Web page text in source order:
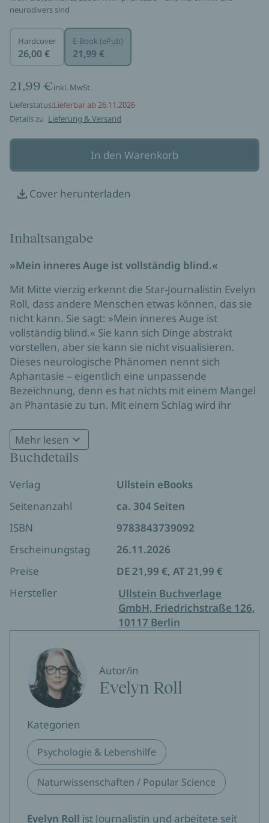
neurodivers sind
Hardcover
26,00 €
E-Book (ePub)
21,99 €
21,99 €inkl. MwSt.
Lieferstatus:Lieferbar ab 26.11.2026
Details zu Lieferung & Versand
In den Warenkorb
Cover herunterladen
Inhaltsangabe
»Mein inneres Auge ist vollständig blind.«
Mit Mitte vierzig erkennt die Star-Journalistin Evelyn
Roll, dass andere Menschen etwas können, das sie
nicht kann. Sie sagt: »Mein inneres Auge ist
vollständig blind.« Sie kann sich Dinge abstrakt
vorstellen, aber sie kann sie nicht visualisieren.
Dieses neurologische Phänomen nennt sich
Aphantasie – eigentlich eine unpassende
Bezeichnung, denn es hat nichts mit einem Mangel
an Phantasie zu tun. Mit einem Schlag wird ihr
Sonderbegabungen, die ihr selbst lange ein Rätsel
waren, wirklich auf sich hat. Sie begibt sich auf eine
Reise: in die Welt der Gehirnforschung und zu sich
selbst.
Jahrzehnte hat sie nachgedacht und Beweise
gesammelt; seit wenigen Jahren gilt nun auch als
funktioniert in erstaunlich vielen Bereichen
vollkommen anders als andere Gehirne. Jeder
individuelle Neurodivergenz verständlich zu
machen, sie zu feiern und als normal und
bereichernd wahrzunehmen – ein
leidenschaftliches Plädoyer und ein eindringlicher,
berührender Lebensbericht.
Mehr lesen
Buchdetails
Verlag
Ullstein eBooks
Seitenanzahl
ca. 304 Seiten
ISBN
9783843739092
Erscheinungstag
26.11.2026
Preise
DE 21,99 €, AT 21,99 €
Hersteller
Ullstein Buchverlage
GmbH, Friedrichstraße 126,
10117 Berlin
Autor/in
Evelyn Roll
Kategorien
Psychologie & Lebenshilfe
Naturwissenschaften / Popular Science
Evelyn Roll ist Journalistin und arbeitete seit